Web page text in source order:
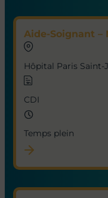
Aide-Soignant –
Hôpital Paris Saint-
CDI
Temps plein